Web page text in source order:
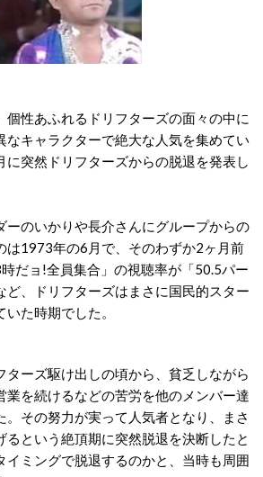
個性あふれるドリフターズの面々の中に
なキャラクターで絶大な人気を集めてい
に突然ドリフターズからの脱退を発表し
ーのいかりや長介さんにグループからの
は1973年の6月で、そのわずか2ヶ月前
だョ!全員集合」の視聴率が「50.5パー
ど、ドリフターズはまさに国民的スター
た時期でした。
ターズ駆け出しの頃から、貧乏しながら
業を続けるなどの苦労を他のメンバー達
。その努力が実って人気者となり、まさ
るという絶頂期に突然脱退を決断したと
イミングで脱退するのかと、当時も周囲